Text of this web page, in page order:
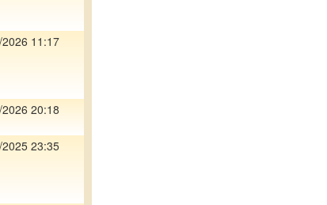
11:17
20:18
23:35